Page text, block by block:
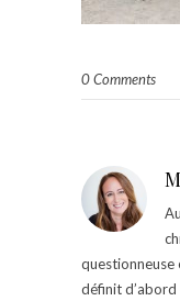
0 Comments
questionneuse
définit